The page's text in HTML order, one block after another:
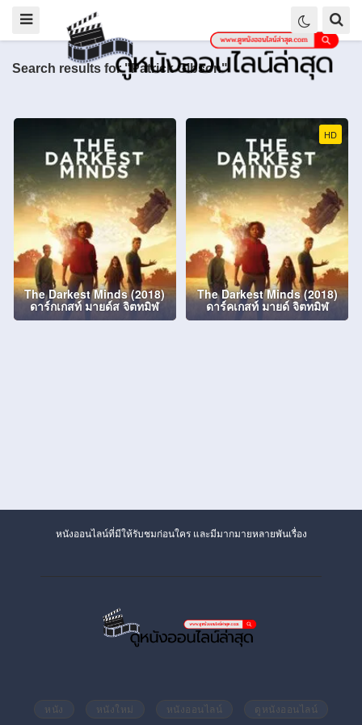
Search results for "Patrick Gibson"
The Darkest Minds (2018)
ดาร์กเกสท์ มายด์ส จิตทมิฬ
HD
The Darkest Minds (2018)
ดาร์คเกสท์ มายด์ จิตทมิฬ
หนังออนไลน์ที่มีให้รับชมก่อนใคร และมีมากมายหลายพันเรื่อง
หนัง หนังใหม่ หนังออนไลน์ ดูหนังออนไลน์